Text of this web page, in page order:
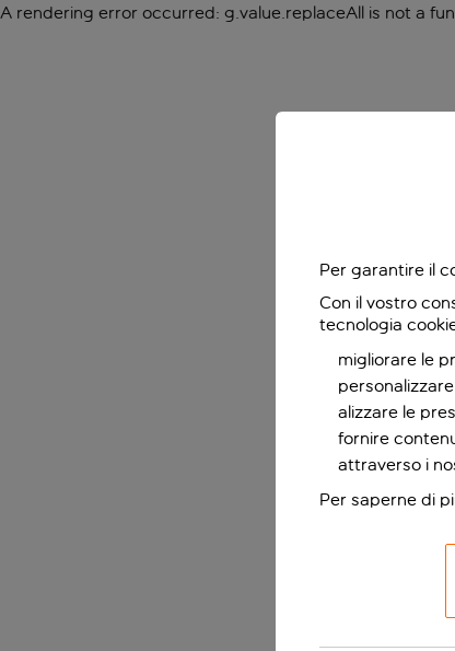
A rendering error occurred: g.value.replaceAll is not a
Per garantire il
Con il vostro
tecnologia
migliorare le
alizzare le
fornire
attraverso i
Per saperne di